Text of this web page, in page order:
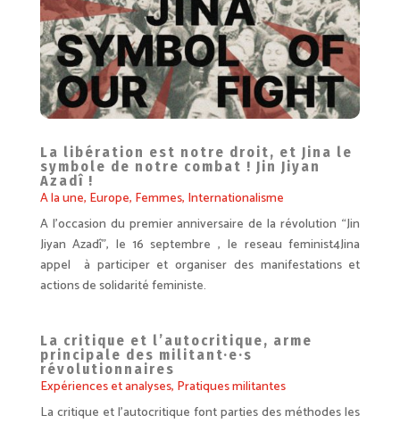
La libération est notre droit, et Jina le
symbole de notre combat ! Jin Jiyan
Azadî !
A la une, Europe, Femmes, Internationalisme
A l’occasion du premier anniversaire de la révolution “Jin
Jiyan Azadî”, le 16 septembre , le reseau feminist4Jina
appel à participer et organiser des manifestations et
actions de solidarité feministe.
La critique et l’autocritique, arme
principale des militant·e·s
révolutionnaires
Expériences et analyses, Pratiques militantes
La critique et l’autocritique font parties des méthodes les